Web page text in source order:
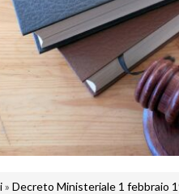
» Decreto Ministeriale 1 febbraio